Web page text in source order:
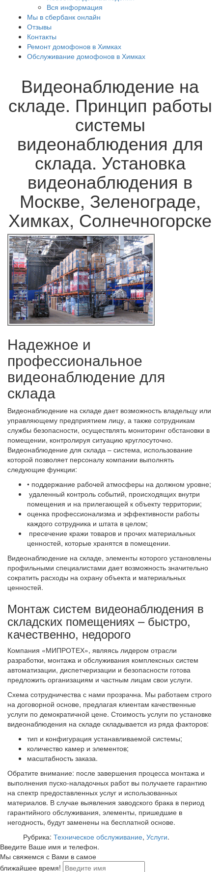
Вся информация
Мы в сбербанк онлайн
Отзывы
Контакты
Ремонт домофонов в Химках
Обслуживание домофонов в Химках
Видеонаблюдение на
складе. Принцип работы
системы
видеонаблюдения для
склада. Установка
видеонаблюдения в
Москве, Зеленограде,
Химках, Солнечногорске
Надежное и
профессиональное
видеонаблюдение для
склада
Видеонаблюдение на складе дает возможность владельцу или
управляющему предприятием лицу, а также сотрудникам
службы безопасности, осуществлять мониторинг обстановки в
помещении, контролируя ситуацию круглосуточно.
Видеонаблюдение для склада – система, использование
которой позволяет персоналу компании выполнять
следующие функции:
• поддержание рабочей атмосферы на должном уровне;
удаленный контроль событий, происходящих внутри
помещения и на прилегающей к объекту территории;
оценка профессионализма и эффективности работы
каждого сотрудника и штата в целом;
пресечение кражи товаров и прочих материальных
ценностей, которые хранятся в помещении.
Видеонаблюдение на складе, элементы которого установлены
профильными специалистами дает возможность значительно
сократить расходы на охрану объекта и материальных
ценностей.
Монтаж систем видеонаблюдения в
складских помещениях – быстро,
качественно, недорого
Компания «МИПРОТЕХ», являясь лидером отрасли
разработки, монтажа и обслуживания комплексных систем
автоматизации, диспетчеризации и безопасности готова
предложить организациям и частным лицам свои услуги.
Схема сотрудничества с нами прозрачна. Мы работаем строго
на договорной основе, предлагая клиентам качественные
услуги по демократичной цене. Стоимость услуги по установке
видеонаблюдения на складе складывается из ряда факторов:
тип и конфигурация устанавливаемой системы;
количество камер и элементов;
масштабность заказа.
Обратите внимание: после завершения процесса монтажа и
выполнения пуско-наладочных работ вы получаете гарантию
на спектр предоставленных услуг и использованных
материалов. В случае выявления заводского брака в период
гарантийного обслуживания, элементы, пришедшие в
негодность, будут заменены на бесплатной основе.
Рубрика: Техническое обслуживание, Услуги.
Введите Ваше имя и телефон.
Мы свяжемся с Вами в самое
ближайшее время!